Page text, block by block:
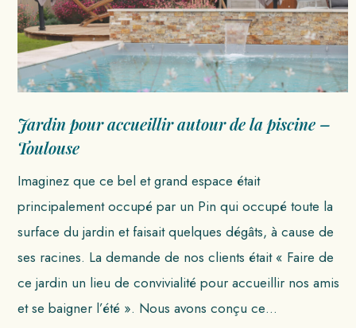
Jardin pour accueillir autour de la piscine –
Toulouse
Imaginez que ce bel et grand espace était
principalement occupé par un Pin qui occupé toute la
surface du jardin et faisait quelques dégâts, à cause de
ses racines. La demande de nos clients était « Faire de
ce jardin un lieu de convivialité pour accueillir nos amis
et se baigner l’été ». Nous avons conçu ce…